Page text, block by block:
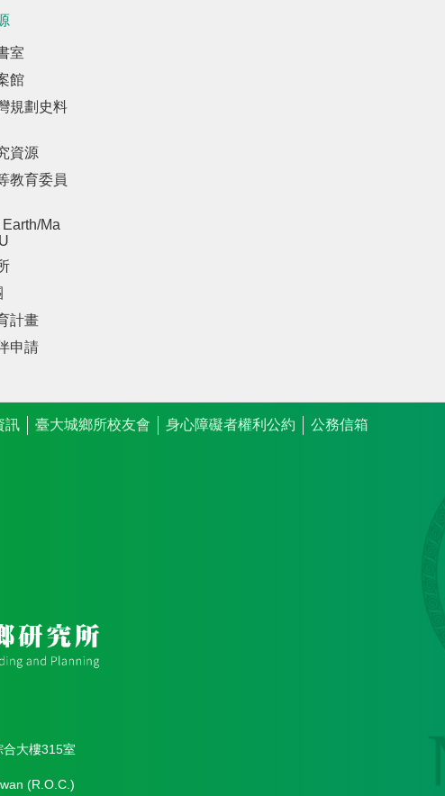
室
館
規劃史料
資源
教育委員
Ma
計畫
申請
訊 臺大城鄉所校友會 身心障礙者權利公約
公務信箱
大樓315室
(R.O.C.)